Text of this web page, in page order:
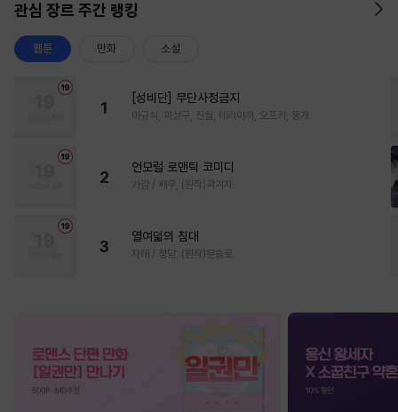
관심 장르 주간 랭킹
웹툰 만화 소설
1
[성비단] 무단사정금지
마규식, 피상구, 진월, 테리야끼, 오프카, 뚱개
2
언모럴 로맨틱 코미디
가감 / 쌔우, (원작)곽겨자
3
열여덟의 침대
자태 / 청담, (원작)문슬로